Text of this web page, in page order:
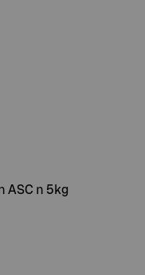
ASC n 5kg